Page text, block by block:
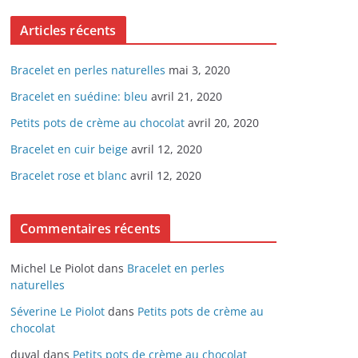
Articles récents
Bracelet en perles naturelles mai 3, 2020
Bracelet en suédine: bleu avril 21, 2020
Petits pots de crème au chocolat avril 20, 2020
Bracelet en cuir beige avril 12, 2020
Bracelet rose et blanc avril 12, 2020
Commentaires récents
Michel Le Piolot dans Bracelet en perles
naturelles
Séverine Le Piolot dans Petits pots de crème au
chocolat
duval dans Petits pots de crème au chocolat